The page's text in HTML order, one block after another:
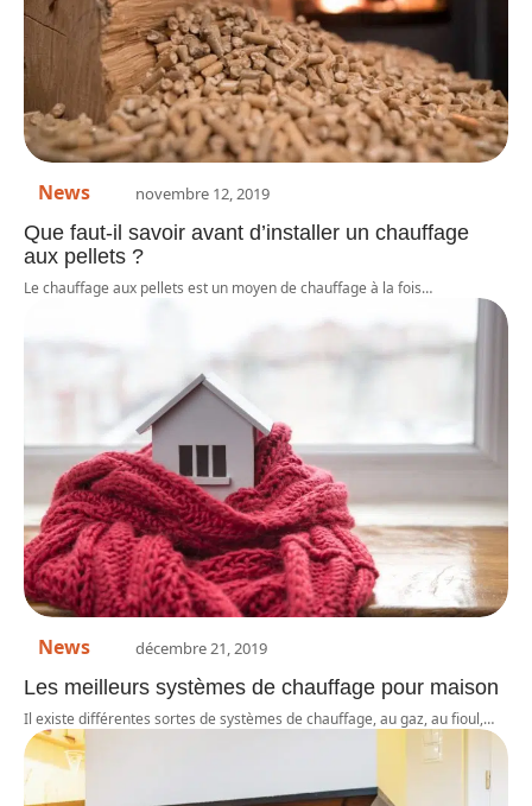
News novembre 12, 2019
Que faut-il savoir avant d’installer un chauffage
aux pellets ?
Le chauffage aux pellets est un moyen de chauffage à la fois…
News décembre 21, 2019
Les meilleurs systèmes de chauffage pour maison
Il existe différentes sortes de systèmes de chauffage, au gaz, au fioul,…